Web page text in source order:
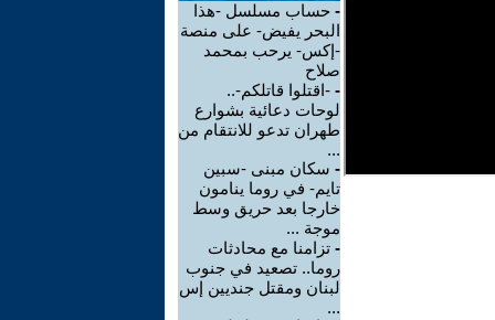
- حساب مسلسل -هذا
البحر يفيض- على منصة
-إكس- يرحب بمحمد
صلاح
- -اقتلوا قاتلكم-..
لوحات دعائية بشوارع
طهران تدعو للانتقام من
...
- سكان مبنى -سبين
تايم- في روما ينامون
خارجا بعد حريق وسط
موجة ...
- تزامنا مع محادثات
روما.. تصعيد في جنوب
لبنان ومقتل جنديين إس
...